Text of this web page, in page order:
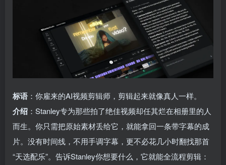
标语 ：你雇来的AI视频剪辑师，剪辑起来就像真人一样。
介绍 ：Stanley专为那些拍了绝佳视频却任其烂在相册里的人
而生。你只需把原始素材丢给它，就能拿回一条带字幕的成
片。没有时间线，不用手调字幕，更不必花几小时翻找那首
“天选配乐”。告诉Stanley你想要什么，它就能全流程剪辑：